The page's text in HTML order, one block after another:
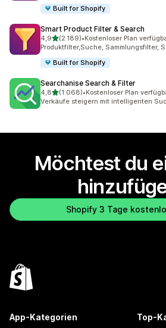
Built for Shopify
Smart Product Filter & Search
4,9von 5 Sternen
(2.189)
2189 Rezensionen insgesamt
•Kostenloser Plan
Produktfilter,Suche, Sammlungsfilter,
Built for Shopify
Searchanise Search & Filter
4,8von 5 Sternen
(1.068)
1068 Rezensionen insgesamt
•Kostenloser Plan
Verkäufe steigern mit intelligenten
Möchtest du
Shopify 3 Tage
App-Kategorien Top-